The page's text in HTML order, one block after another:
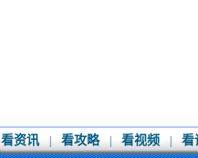
看资讯 看攻略 看视频 看